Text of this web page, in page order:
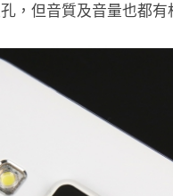
，但音質及音量也都有